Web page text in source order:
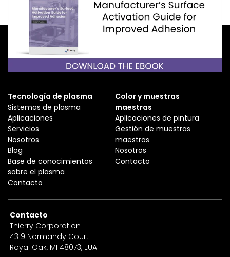
Tecnología de plasma
Sistemas de plasma
Aplicaciones
Servicios
Nosotros
Blog
Base de conocimientos
sobre el plasma
Contacto
Color y muestras
maestras
Aplicaciones de pintura
Gestión de muestras
maestras
Nosotros
Contacto
Contacto
Thierry Corporation
4319 Normandy Court
Royal Oak, MI 48073, EUA